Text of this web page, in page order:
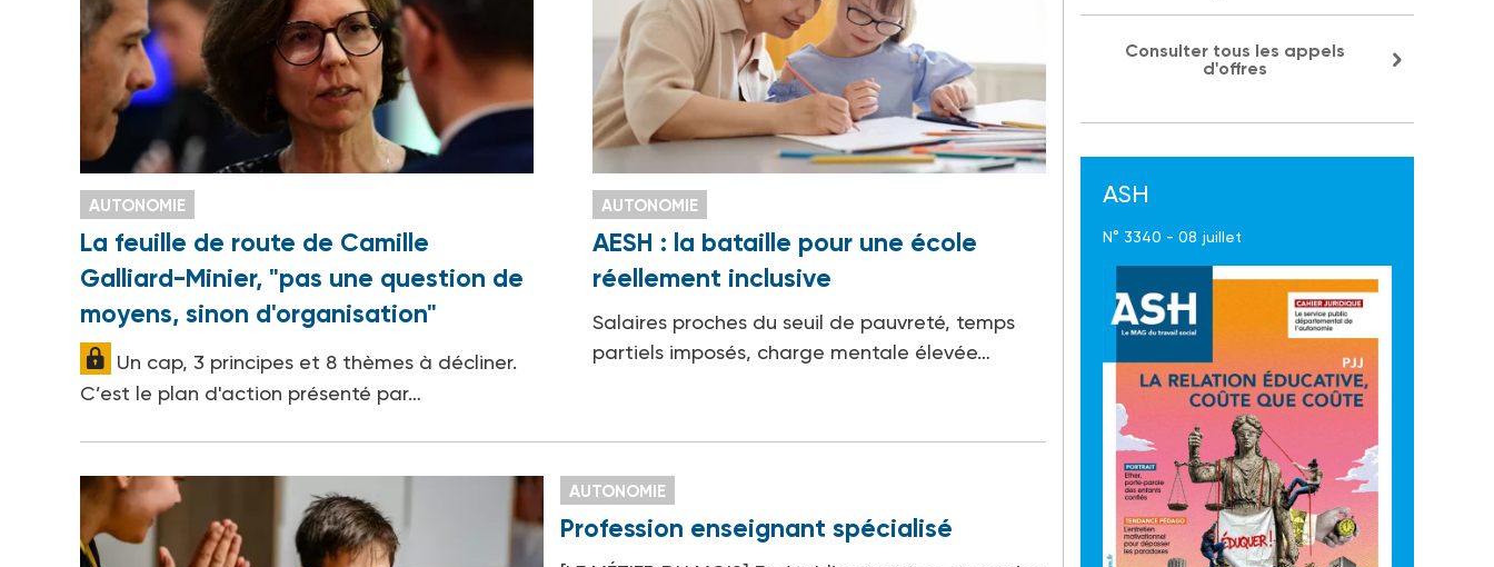
AUTONOMIE
La feuille de route de Camille
Galliard-Minier, "pas une question de
moyens, sinon d'organisation"
Un cap, 3 principes et 8 thèmes à décliner.
C’est le plan d'action présenté par…
AUTONOMIE
AESH : la bataille pour une école
réellement inclusive
Salaires proches du seuil de pauvreté, temps
partiels imposés, charge mentale élevée…
AUTONOMIE
Profession enseignant spécialisé
Consulter tous les appels
d'offres
ASH
N° 3340 - 08 juillet